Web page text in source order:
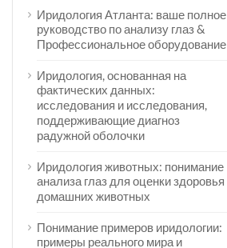
Иридология Атланта: ваше полное
руководство по анализу глаз &
Профессиональное оборудование
Иридология, основанная на
фактических данных:
исследования и исследования,
поддерживающие диагноз
радужной оболочки
Иридология животных: понимание
анализа глаз для оценки здоровья
домашних животных
Понимание примеров иридологии:
примеры реального мира и